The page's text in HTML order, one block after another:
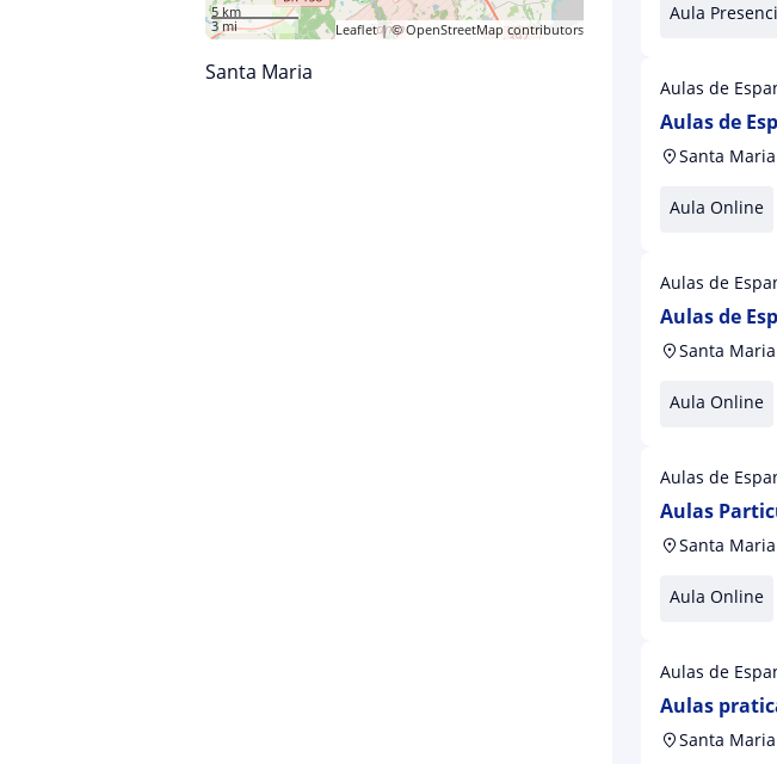
5 km
3 mi
Leaflet| ©OpenStreetMapcontributors
Santa Maria
Aula
Aulas de
Aulas de
Santa
Aula Online
Aulas de
Aulas de
Santa Maria
Aula Online
Aulas de
Aulas
Conversacao
Santa Maria
Aula Online
Aulas de
Aulas
Santa